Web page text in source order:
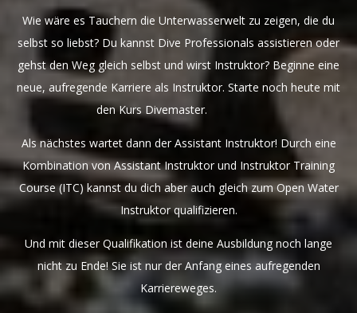
Wie wäre es Tauchern die Unterwasserwelt zu zeigen, die du
selbst so liebst? Du kannst Dive Professionals assistieren oder
gehst den Weg gleich selbst und wirst Instruktor? Beginne eine
neue, aufregende Karriere als Instruktor. Starte noch heute mit
den Kurs Divemaster.
Als nächstes wartet dann der Assistant Instruktor! Durch eine
Kombination von Assistant Instruktor und Instruktor Training
Course (ITC) kannst du dich aber auch gleich zum Open Water
Instruktor qualifizieren.
Und mit dieser Qualifikation ist deine Ausbildung noch lange
nicht zu Ende! Sie ist nur der Anfang eines aufregenden
Karriereweges.